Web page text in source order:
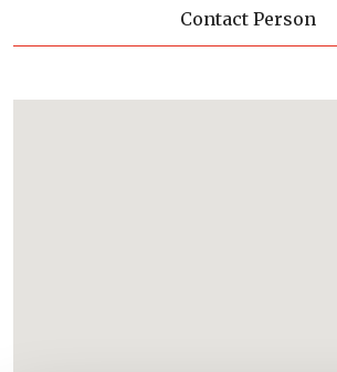
Contact Person